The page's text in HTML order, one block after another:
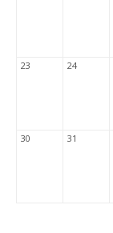
23 24
30 31